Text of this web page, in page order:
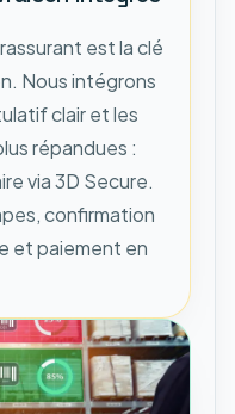
est la clé
Nous intégrons
clair et les
répandues :
via 3D Secure.
confirmation
et paiement en